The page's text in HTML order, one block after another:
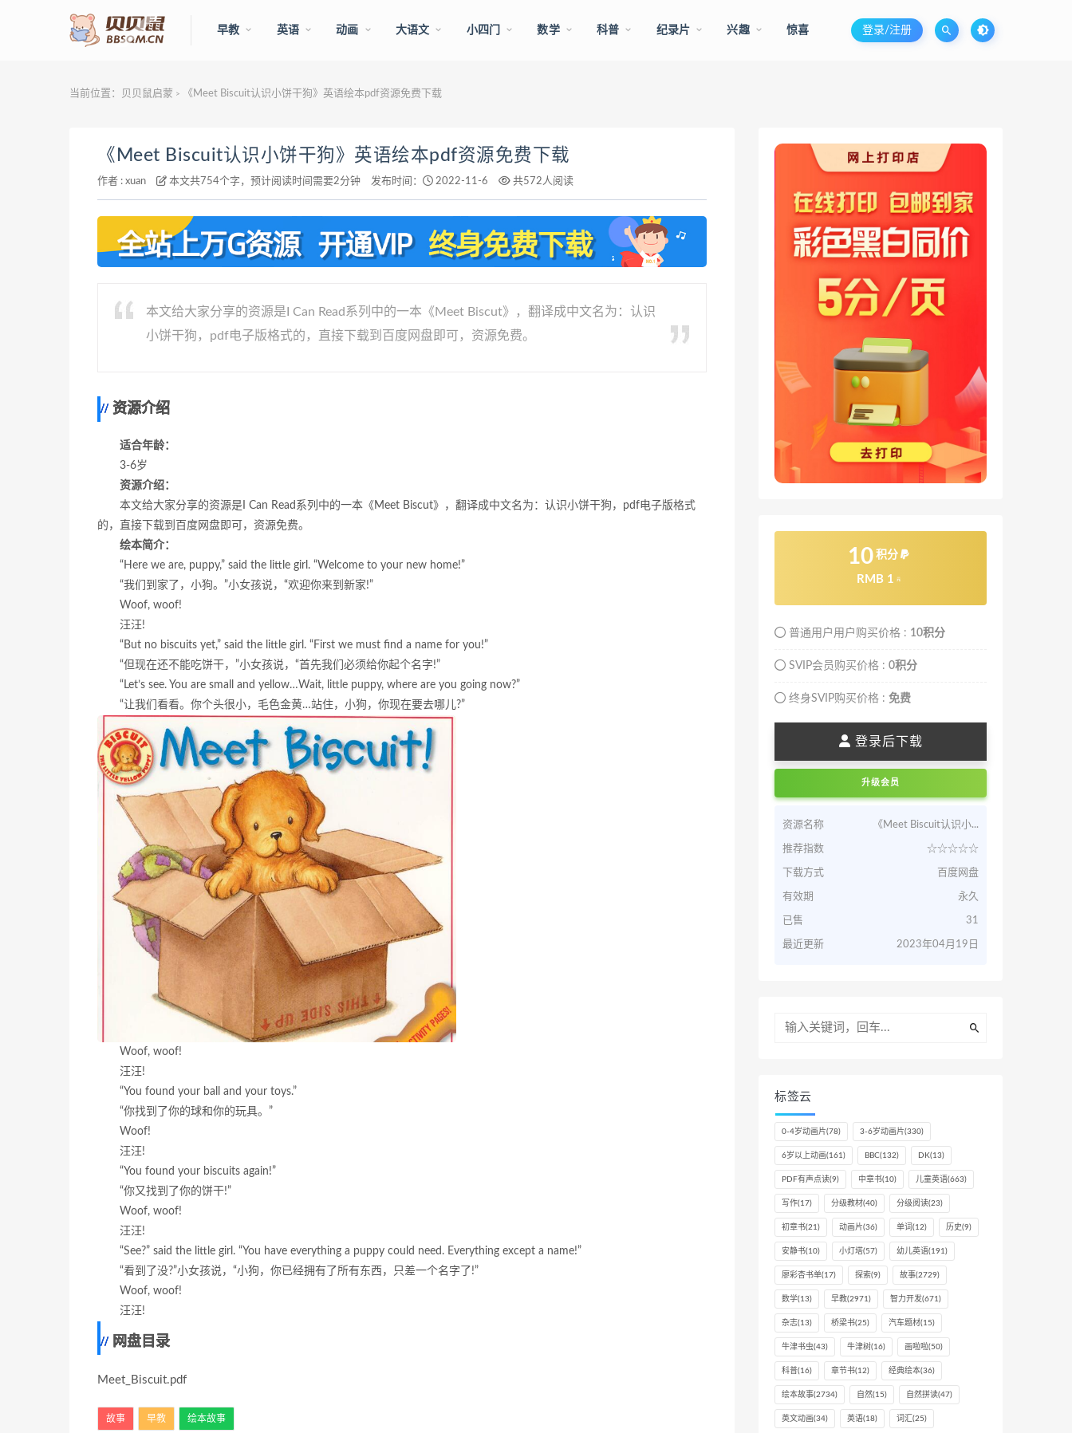
早教 英语 动画 大语文 小四门 数学 科普 纪录片 兴趣 惊喜 登录/注册
当前位置： 贝贝鼠启蒙 > 《Meet Biscuit认识小饼干狗》英语绘本pdf资源免费下载
《Meet Biscuit认识小饼干狗》英语绘本pdf资源免费下载
作者 : xuan 本文共754个字，预计阅读时间需要2分钟 发布时间： 2022-11-6 共572人阅读
本文给大家分享的资源是I Can Read系列中的一本《Meet Biscut》，翻译成中文名为：认识
小饼干狗，pdf电子版格式的，直接下载到百度网盘即可，资源免费。
资源介绍
适合年龄：
3-6岁
资源介绍：
本文给大家分享的资源是I Can Read系列中的一本《Meet Biscut》，翻译成中文名为：认识小饼干狗，pdf电子版格式
的，直接下载到百度网盘即可，资源免费。
绘本简介：
“Here we are, puppy,” said the little girl. “Welcome to your new home!”
“我们到家了，小狗。”小女孩说，“欢迎你来到新家!”
Woof, woof!
汪汪!
“But no biscuits yet,” said the little girl. “First we must find a name for you!”
“但现在还不能吃饼干，”小女孩说，“首先我们必须给你起个名字!”
“Let’s see. You are small and yellow…Wait, little puppy, where are you going now?”
“让我们看看。你个头很小，毛色金黄…站住，小狗，你现在要去哪儿?”
Woof, woof!
汪汪!
“You found your ball and your toys.”
“你找到了你的球和你的玩具。”
Woof!
汪汪!
“You found your biscuits again!”
“你又找到了你的饼干!”
Woof, woof!
汪汪!
“See?” said the little girl. “You have everything a puppy could need. Everything except a name!”
“看到了没?”小女孩说，“小狗，你已经拥有了所有东西，只差一个名字了!”
Woof, woof!
汪汪!
网盘目录
Meet_Biscuit.pdf
故事 早教 绘本故事
10 积分
RMB 1 元
普通用户用户购买价格 : 10积分
SVIP会员购买价格 : 0积分
终身SVIP购买价格 : 免费
登录后下载
升级会员
资源名称 《Meet Biscuit认识小...
推荐指数 ☆☆☆☆☆
下载方式 百度网盘
有效期 永久
已售 31
最近更新 2023年04月19日
标签云
0-4岁动画片(78) 3-6岁动画片(330)
6岁以上动画(161) BBC(132) DK(13)
PDF有声点读(9) 中章书(10) 儿童英语(663)
写作(17) 分级教材(40) 分级阅读(23)
初章书(21) 动画片(36) 单词 (12) 历史(9)
安静书(10) 小灯塔(57) 幼儿英语(191)
廖彩杏书单(17) 探索(9) 故事(2729)
数学(13) 早教(2971) 智力开发(671)
杂志(13) 桥梁书(25) 汽车题材(15)
牛津书虫(43) 牛津树(16) 画啦啦(50)
科普(16) 章节书(12) 经典绘本(36)
绘本故事(2734) 自然(15) 自然拼读(47)
英文动画(34) 英语(18) 词汇 (25)